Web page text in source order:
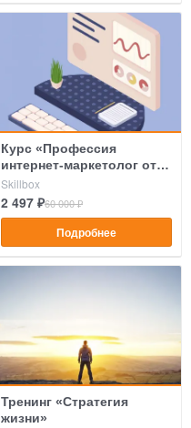
Курс «Профессия
интернет-маркетолог от А
до Я»
Skillbox
2 497 ₽60 000 ₽
Подробнее
Тренинг «Стратегия
жизни»